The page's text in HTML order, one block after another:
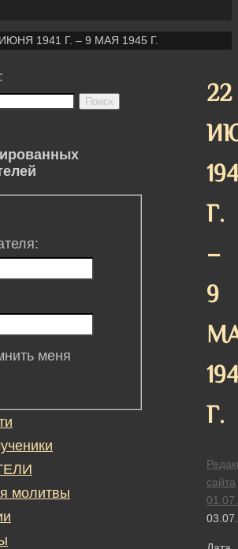
1941 Г. – 9 МАЯ 1945 Г.
22
Г.
–
9
Г.
сайта
Поиск
меня
молитвы